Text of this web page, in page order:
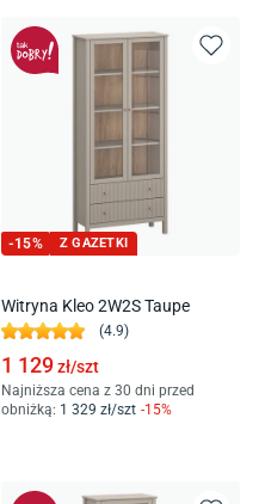
-15% Z GAZETKI
Witryna Kleo 2W2S Taupe
(4.9)
1 129zł/szt
Najniższa cena z 30 dni przed
obniżką: 1 329 zł/szt -15%